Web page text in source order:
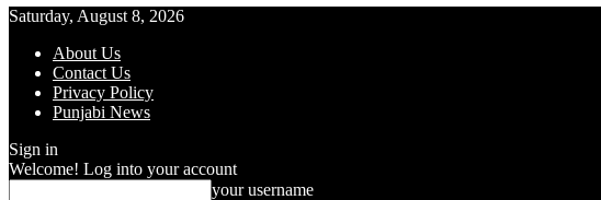
Saturday, August 8, 2026
About Us
Contact Us
Privacy Policy
Punjabi News
Sign in
Welcome! Log into your account
your username